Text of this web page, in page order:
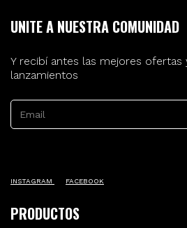
UNITE A NUESTRA COMUNIDAD
Y recibí antes las mejores ofertas
lanzamientos
INSTAGRAM FACEBOOK
PRODUCTOS